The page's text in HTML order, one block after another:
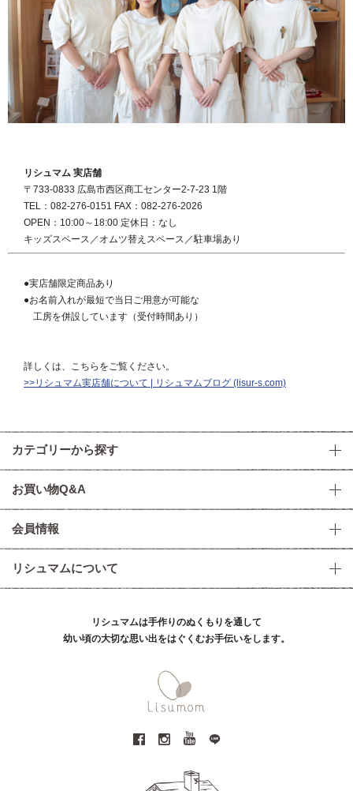
リシュマム 実店舗
〒733-0833 広島市西区商工センター2-7-23 1階
TEL：082-276-0151 FAX：082-276-2026
OPEN：10:00～18:00 定休日：なし
キッズスペース／オムツ替えスペース／駐車場あり
●実店舗限定商品あり
●お名前入れが最短で当日ご用意が可能な
工房を併設しています（受付時間あり）
詳しくは、こちらをご覧ください。
>>リシュマム実店舗について | リシュマムブログ (lisur-s.com)
カテゴリーから探す
お買い物Q&A
会員情報
リシュマムについて
リシュマムは手作りのぬくもりを通して
幼い頃の大切な思い出をはぐくむお手伝いをします。